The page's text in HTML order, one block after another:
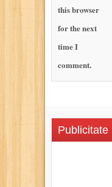
this browser
for the next
time I
comment.
Publicitate